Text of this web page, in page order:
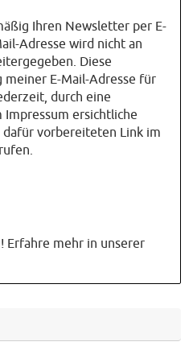
Ihren Newsletter per E-
Adresse wird nicht an
Diese
E-Mail-Adresse für
durch eine
Impressum ersichtliche
vorbereiteten Link im
Erfahre mehr in unserer